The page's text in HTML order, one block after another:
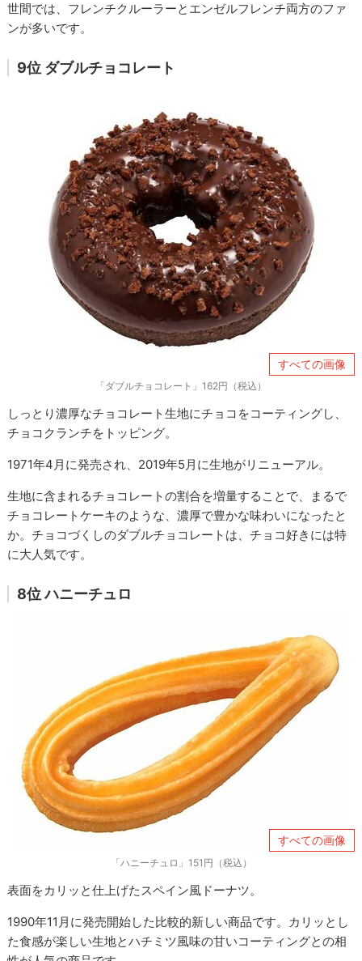
世間では、フレンチクルーラーとエンゼルフレンチ両方のファ
ンが多いです。
9位 ダブルチョコレート
すべての画像
「ダブルチョコレート」162円（税込）
しっとり濃厚なチョコレート生地にチョコをコーティングし、
チョコクランチをトッピング。
1971年4月に発売され、2019年5月に生地がリニューアル。
生地に含まれるチョコレートの割合を増量することで、まるで
チョコレートケーキのような、濃厚で豊かな味わいになったと
か。チョコづくしのダブルチョコレートは、チョコ好きには特
に大人気です。
8位 ハニーチュロ
すべての画像
「ハニーチュロ」151円（税込）
表面をカリッと仕上げたスペイン風ドーナツ。
1990年11月に発売開始した比較的新しい商品です。カリッとし
た食感が楽しい生地とハチミツ風味の甘いコーティングとの相